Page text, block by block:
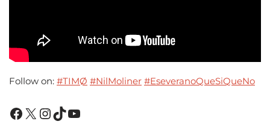
Follow on: #TIMØ #NilMoliner #EseveranoQueSiQueNo